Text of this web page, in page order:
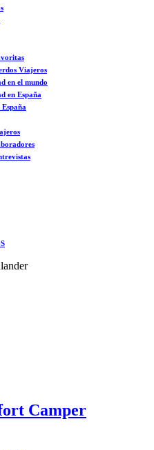
Viajeros
en el mundo
en España
Camper